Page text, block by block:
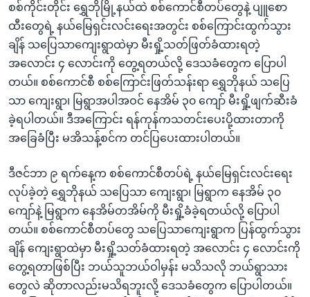
သို့
ကျော်
ရန်
စစ်ကိုင်းတိုင်း ရွှေဘိုမြို့နယ်ထဲ စစ်ကောင်စီတပ်တွေနဲ့ ပျူစော
ထီးတွေရဲ့ နယ်မြေရှင်းလင်းရေးအတွင်း စစ်ကြောင်းထွက်သွား
ချိန် သပြေသာကျေးရွာထဲမှာ မီးရှို့သတ်ဖြတ်ခံထားရတဲ့
အလောင်း ၄ လောင်းကို တွေ့ရတယ်လို့ ဒေသခံတွေက ပြောပါ
တယ်။ စစ်ကောင်စီ စစ်ကြောင်းဖြတ်သန်းရာ ရွှေဘိုနယ် သပြေ
သာ ကျေးရွာ၊ မြရွာအပါအဝင် နေအိမ် ၃၀ ကျော် မီးရှို့ဖျက်ဆီးခံ
ခဲ့ရပါတယ်။ ဒီအကြောင်း ရန်ကုန်ကသတင်းပေးပို့ထားတာကို
အခြေခံပြီး မအိသန့်စင်က တင်ပြပေးထားပါတယ်။
ဒီဇင်ဘာ ၉ ရက်နေ့က စစ်ကောင်စီတပ်ရဲ့ နယ်မြေရှင်းလင်းရေး
လုပ်ခဲ့တဲ့ ရွှေဘိုနယ် သပြေသာ ကျေးရွာ၊ မြရွာက နေအိမ် ၃၀
ကျော်နဲ့ မြရွာက နေအိမ်တအိမ်ကို မီးရှို့ခံခဲ့ရတယ်လို့ ပြောပါ
တယ်။ စစ်ကောင်စီတပ်တွေ သပြေသာကျေးရွာက ပြန်ထွက်သွား
ချိန် ကျေးရွာထဲမှာ မီးရှို့သတ်ခံထားရတဲ့ အလောင်း ၄ လောင်းကို
တွေ့ရတာဖြစ်ပြီး ဘယ်သူဘယ်ဝါမှန်း မသိသလို ဘယ်ရွာသား
တွေလဲ ဆိုတာလည်းမသိရဘူးလို့ ဒေသခံတွေက ပြောပါတယ်။